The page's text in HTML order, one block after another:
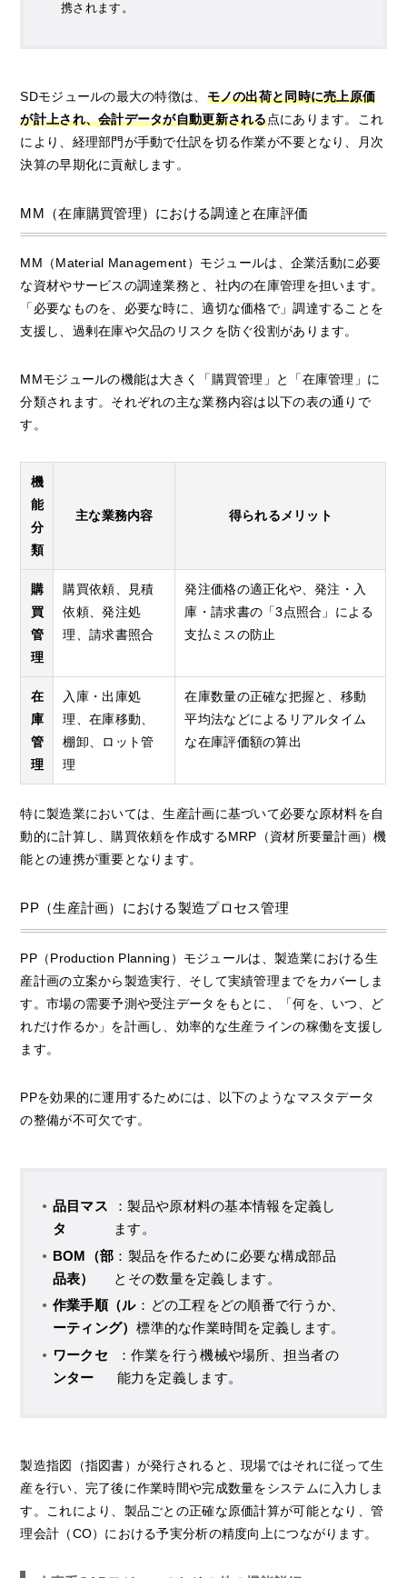
携されます。
SDモジュールの最大の特徴は、 モノの出荷と同時に売上原価
が計上され、会計データが自動更新される点にあります。これ
により、経理部門が手動で仕訳を切る作業が不要となり、月次
決算の早期化に貢献します。
MM（在庫購買管理）における調達と在庫評価
MM（Material Management）モジュールは、企業活動に必要
な資材やサービスの調達業務と、社内の在庫管理を担います。
「必要なものを、必要な時に、適切な価格で」調達することを
支援し、過剰在庫や欠品のリスクを防ぐ役割があります。
MMモジュールの機能は大きく「購買管理」と「在庫管理」に
分類されます。それぞれの主な業務内容は以下の表の通りで
す。
機
能
分
類
主な業務内容 得られるメリット
購
買
管
理
購買依頼、見積
依頼、発注処
理、請求書照合
発注価格の適正化や、発注・入
庫・請求書の「3点照合」による
支払ミスの防止
在
庫
管
理
入庫・出庫処
理、在庫移動、
棚卸、ロット管
理
在庫数量の正確な把握と、移動
平均法などによるリアルタイム
な在庫評価額の算出
特に製造業においては、生産計画に基づいて必要な原材料を自
動的に計算し、購買依頼を作成するMRP（資材所要量計画）機
能との連携が重要となります。
PP（生産計画）における製造プロセス管理
PP（Production Planning）モジュールは、製造業における生
産計画の立案から製造実行、そして実績管理までをカバーしま
す。市場の需要予測や受注データをもとに、「何を、いつ、ど
れだけ作るか」を計画し、効率的な生産ラインの稼働を支援し
ます。
PPを効果的に運用するためには、以下のようなマスタデータ
の整備が不可欠です。
品目マス
タ
：製品や原材料の基本情報を定義し
ます。
BOM（部
品表）
：製品を作るために必要な構成部品
とその数量を定義します。
作業手順（ル
ーティング）
：どの工程をどの順番で行うか、
標準的な作業時間を定義します。
ワークセ
ンター
：作業を行う機械や場所、担当者の
能力を定義します。
製造指図（指図書）が発行されると、現場ではそれに従って生
産を行い、完了後に作業時間や完成数量をシステムに入力しま
す。これにより、製品ごとの正確な原価計算が可能となり、管
理会計（CO）における予実分析の精度向上につながります。